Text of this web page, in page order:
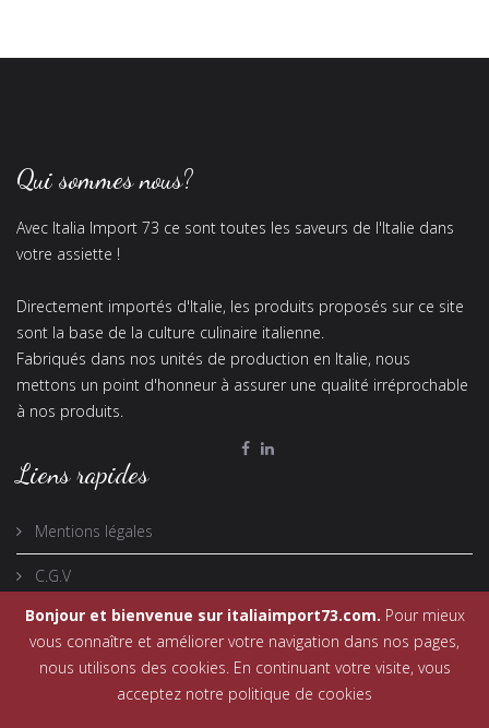
Qui sommes nous?
Avec Italia Import 73 ce sont toutes les saveurs de l'Italie dans
votre assiette !
Directement importés d'Italie, les produits proposés sur ce site
sont la base de la culture culinaire italienne.
Fabriqués dans nos unités de production en Italie, nous
mettons un point d'honneur à assurer une qualité irréprochable
à nos produits.
Liens rapides
Mentions légales
C.G.V
Bonjour et bienvenue sur italiaimport73.com. Pour mieux
vous connaître et améliorer votre navigation dans nos pages,
nous utilisons des cookies. En continuant votre visite, vous
acceptez notre politique de cookies